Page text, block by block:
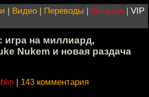
| Видео | Переводы | Магазин | VIP
игра на миллиард,
Nukem и новая раздача
| 143 комментария